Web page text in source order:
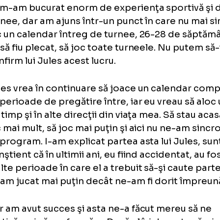
familie, după şapte ani petrecuţi
într-un moment în care programul nostru
diferit, la cum privim viitorul.
turnee, dar am ajuns într-un punct în care
joc un calendar întreg de turnee, 26-28
an să fiu plecat, să joc toate turneele. Nu
confirm lui Jules acest lucru.
Jules vrea în continuare să joace un
cu perioade de pregătire între, iar eu
pic mai mult, să joc mai puţin şi aici nu